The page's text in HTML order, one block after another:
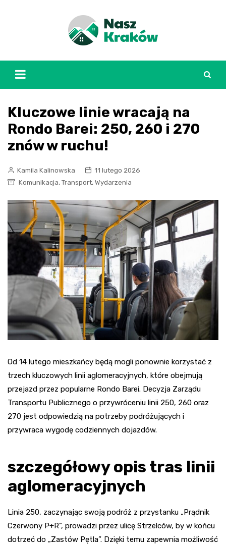
Kluczowe linie wracają na
Rondo Barei: 250, 260 i 270
znów w ruchu!
Kamila Kalinowska
11 lutego 2026
Komunikacja, Transport, Wydarzenia
Od 14 lutego mieszkańcy będą mogli ponownie korzystać z
trzech kluczowych linii aglomeracyjnych, które obejmują
przejazd przez popularne Rondo Barei. Decyzja Zarządu
Transportu Publicznego o przywróceniu linii 250, 260 oraz
270 jest odpowiedzią na potrzeby podróżujących i
przywraca wygodę codziennych dojazdów.
szczegółowy opis tras linii
aglomeracyjnych
Linia 250, zaczynając swoją podróż z przystanku „Prądnik
Czerwony P+R”, prowadzi przez ulicę Strzelców, by w końcu
dotrzeć do „Zastów Pętla”. Dzięki temu zapewnia możliwość